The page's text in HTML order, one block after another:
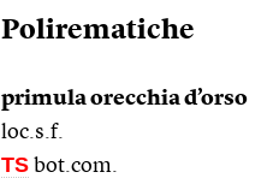
Polirematiche
primula orecchia d’orso
loc.s.f.
TS bot.com.